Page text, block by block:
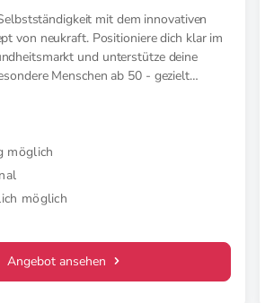
(EMS).mit dem innovativen
Positioniere dich klar im
und unterstütze deine
Menschen ab 50 - gezielt
möglich
möglich
Angebot ansehen